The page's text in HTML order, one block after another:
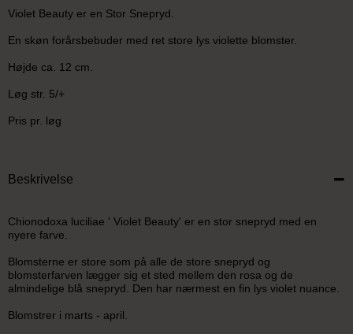
Violet Beauty er en Stor Snepryd.
En skøn forårsbebuder med ret store lys violette blomster.
Højde ca. 12 cm.
Løg str. 5/+
Pris pr. løg
Beskrivelse
Chionodoxa luciliae ' Violet Beauty' er en stor snepryd med en
nyere farve.
Blomsterne er store som på alle de store snepryd og
blomsterfarven lægger sig et sted mellem den rosa og de
almindelige blå snepryd. Den har nærmest en fin lys violet nuance.
Blomstrer i marts - april.